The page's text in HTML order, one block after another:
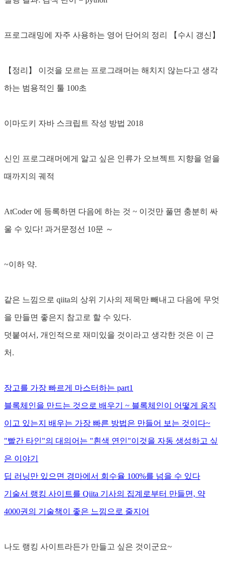
프로그래밍에 자주 사용하는 영어 단어의 정리 【수시 갱신】
【정리】 이것을 모르는 프로그래머는 해치지 않는다고 생각
하는 범용적인 툴 100초
이마도키 자바 스크립트 작성 방법 2018
신인 프로그래머에게 알고 싶은 인류가 오브젝트 지향을 얻을
때까지의 궤적
AtCoder 에 등록하면 다음에 하는 것 ~ 이것만 풀면 충분히 싸
울 수 있다! 과거문정선 10문 ～
~이하 약.
같은 느낌으로 qiita의 상위 기사의 제목만 빼내고 다음에 무엇
을 만들면 좋은지 참고로 할 수 있다.
덧붙여서, 개인적으로 재미있을 것이라고 생각한 것은 이 근
처.
장고를 가장 빠르게 마스터하는 part1
블록체인을 만드는 것으로 배우기 ~ 블록체인이 어떻게 움직
이고 있는지 배우는 가장 빠른 방법은 만들어 보는 것이다~
"빨간 타인"의 대의어는 "흰색 연인"이것을 자동 생성하고 싶
은 이야기
딥 러닝만 있으면 경마에서 회수율 100%를 넘을 수 있다
기술서 랭킹 사이트를 Qiita 기사의 집계로부터 만들면, 약
4000권의 기술책이 좋은 느낌으로 줄지어
나도 랭킹 사이트라든가 만들고 싶은 것이군요~